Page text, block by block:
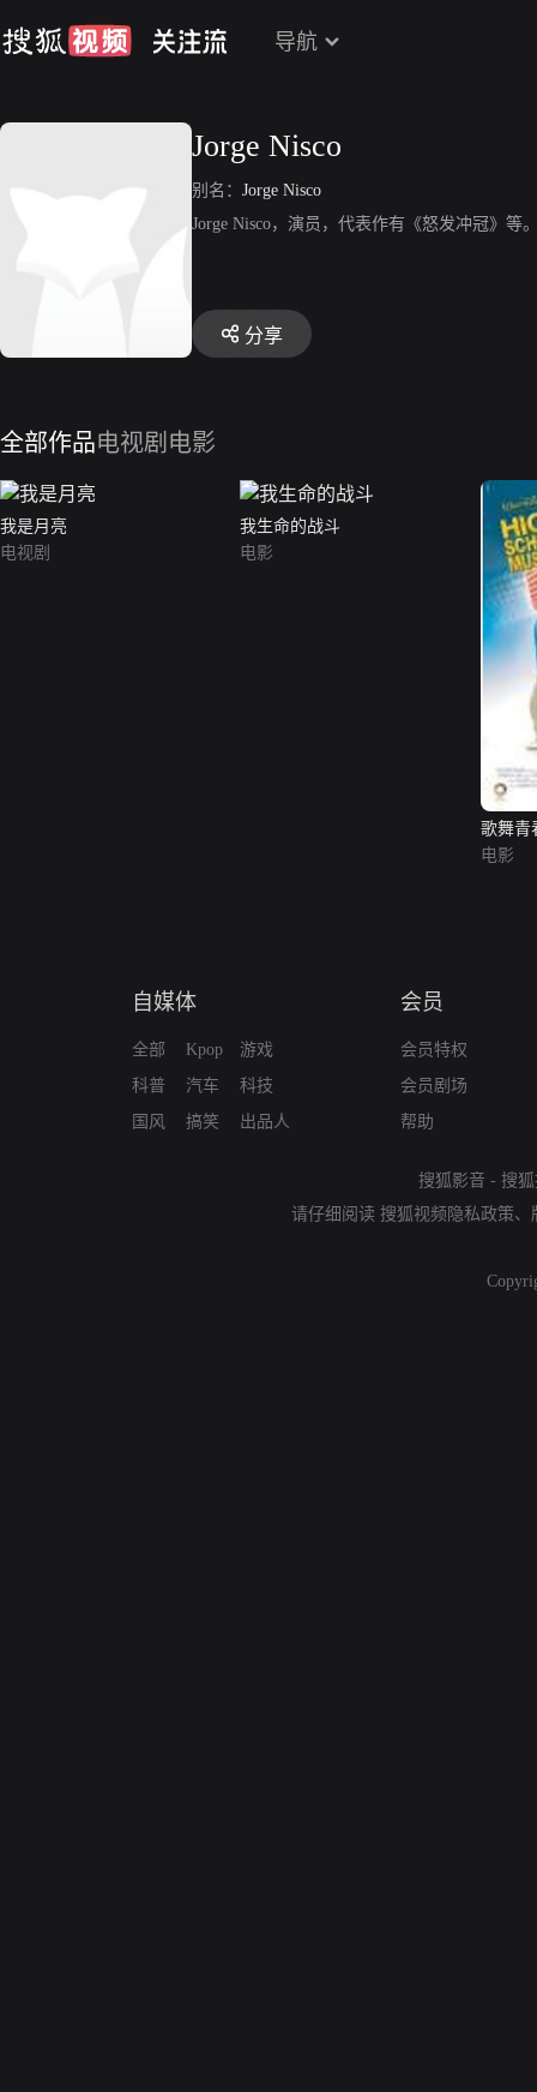
导航
Jorge Nisco
别名： Jorge Nisco
Jorge Nisco，演员，代表作有《怒发冲冠》等
分享
全部作品电视剧 电影
我是月亮
电视剧
我生命的战斗
电影
歌舞青
电影
自媒体
全部
科普
国风
Kpop
汽车
搞笑
游戏
科技
出品人
会员
会员特权
会员剧场
帮助
搜狐影音 - 搜
请仔细阅读 搜狐视频隐私政策、